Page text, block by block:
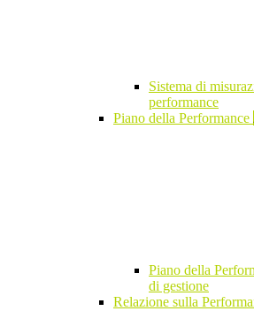
Sistema di
performance
Piano della Performance
Piano della
di gestione
Relazione sulla